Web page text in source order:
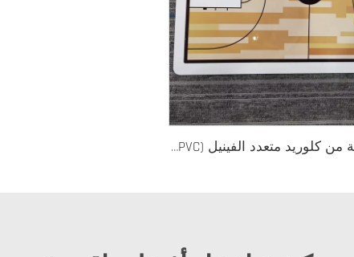
لوحة مدرب مخصصة من كلوريد متعدد الفينيل (PVC) 122 مع إمكانية طباعة الشعار بألوان مخصصة، تصميم متين للتدريب الرياضي والتخطيط التكتيكي